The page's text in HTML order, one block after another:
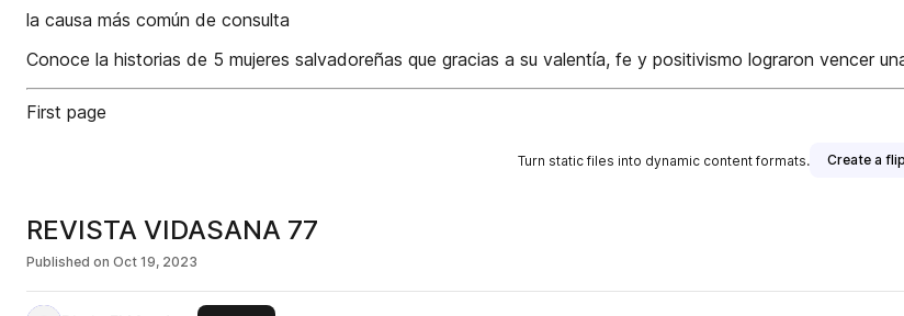
la causa más común de consulta
Conoce la historias de 5 mujeres salvadoreñas que gracias a su valentía, fe y positivismo lograron vencer
First page
Turn static files into dynamic content formats. Create a
REVISTA VIDASANA 77
Published on Oct 19, 2023